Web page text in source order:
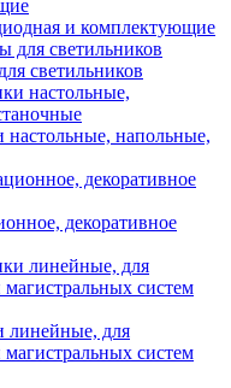
и комплектующие
светильников
настольные, напольные,
декоративное
линейные, для
систем